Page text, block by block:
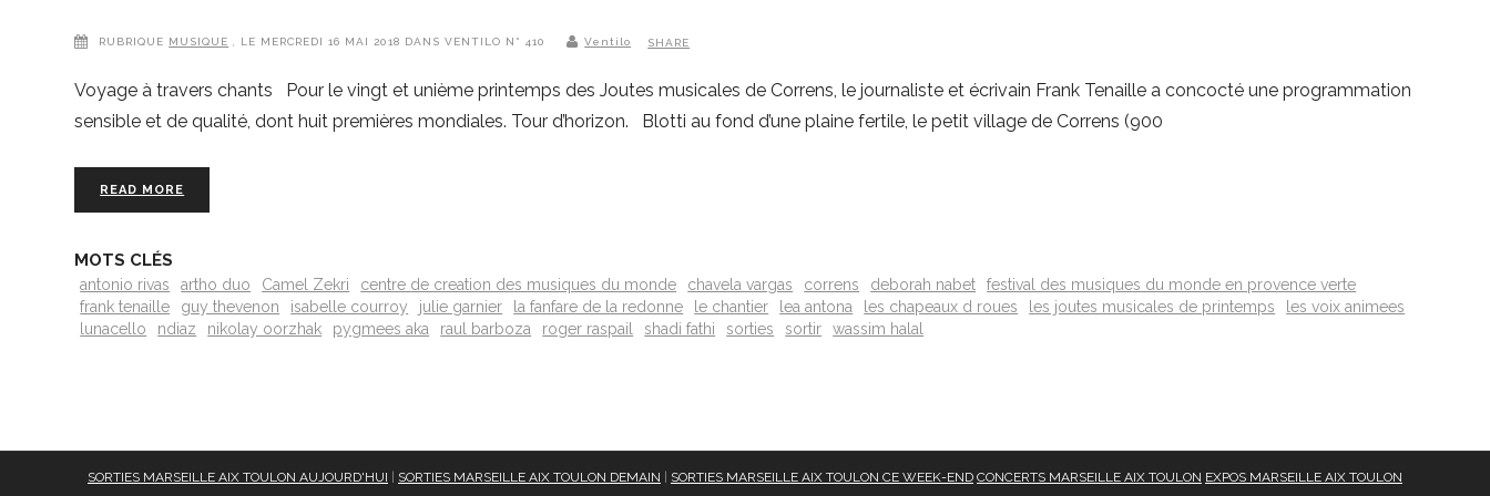
RUBRIQUE MUSIQUE , LE MERCREDI 16 MAI 2018 DANS VENTILO N° 410 Ventilo SHARE
Voyage à travers chants Pour le vingt et unième printemps des Joutes musicales de Correns, le journaliste et écrivain Frank Tenaille a concocté une programmation
sensible et de qualité, dont huit premières mondiales. Tour d’horizon. Blotti au fond d’une plaine fertile, le petit village de Correns (900
READ MORE
MOTS CLÉS
antonio rivas artho duo Camel Zekri centre de creation des musiques du monde chavela vargas correns deborah nabet
festival des musiques du monde en provence verte
frank tenaille
guy thevenon isabelle courroy julie garnier la fanfare de la redonne le chantier lea antona les chapeaux d roues les joutes musicales de printemps
les voix animees
lunacello
ndiaz nikolay oorzhak pygmees aka raul barboza roger raspail shadi fathi sorties sortir wassim halal
SORTIES MARSEILLE AIX TOULON AUJOURD'HUI | SORTIES MARSEILLE AIX TOULON DEMAIN | SORTIES MARSEILLE AIX TOULON CE WEEK-END CONCERTS MARSEILLE AIX TOULON EXPOS MARSEILLE AIX TOULON